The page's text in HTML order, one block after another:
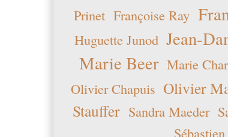
Prinet Françoise Ray
Huguette Junod Jean-
Marie Beer Marie
Olivier Chapuis Olivier
Stauffer Sandra Maeder